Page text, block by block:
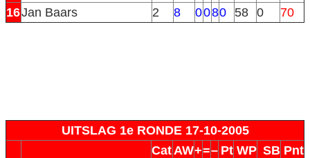
16Jan Baars 2 8 0080 58 0 70
UITSLAG 1e RONDE 17-10-2005
CatAW+=– Pt WP SB Pnt